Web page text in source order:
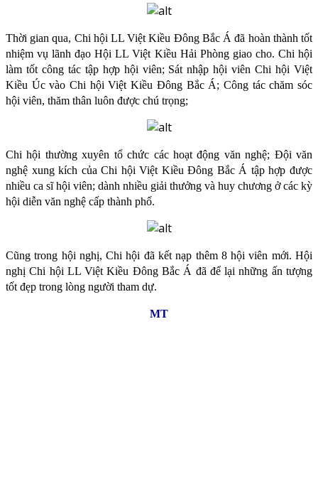
Thời gian qua, Chi hội LL Việt Kiều Đông Bắc Á đã hoàn thành tốt
nhiệm vụ lãnh đạo Hội LL Việt Kiều Hải Phòng giao cho. Chi hội
làm tốt công tác tập hợp hội viên; Sát nhập hội viên Chi hội Việt
Kiều Úc vào Chi hội Việt Kiều Đông Bắc Á; Công tác chăm sóc
hội viên, thăm thân luôn được chú trọng;
Chi hội thường xuyên tổ chức các hoạt động văn nghệ; Đội văn
nghệ xung kích của Chi hội Việt Kiều Đông Bắc Á tập hợp được
nhiều ca sĩ hội viên; dành nhiều giải thưởng và huy chương ở các kỳ
hội diễn văn nghệ cấp thành phố.
Cũng trong hội nghị, Chi hội đã kết nạp thêm 8 hội viên mới. Hội
nghị Chi hội LL Việt Kiều Đông Bắc Á đã để lại những ấn tượng
tốt đẹp trong lòng người tham dự.
MT